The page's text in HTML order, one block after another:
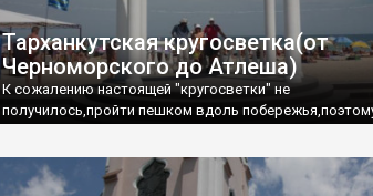
Тарханкутская кругосветка(от
Черноморского до Атлеша)
К сожалению настоящей "кругосветки" не
получилось,пройти пешком вдоль